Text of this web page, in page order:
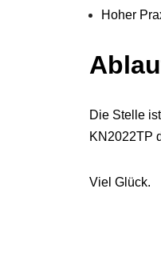
Hoher
Die Stelle
KN2022TP
Viel Glück.